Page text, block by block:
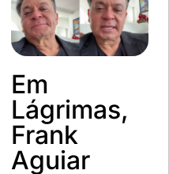
Em
Lágrimas,
Frank
Aguiar